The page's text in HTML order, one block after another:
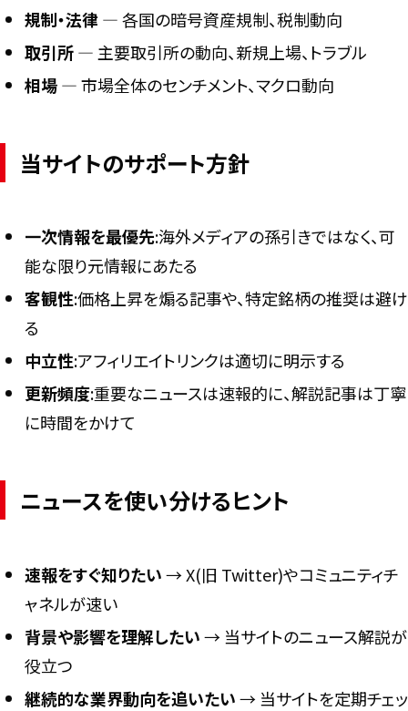
規制・法律― 各国の暗号資産規制、税制動向
取引所― 主要取引所の動向、新規上場、トラブル
相場― 市場全体のセンチメント、マクロ動向
当サイトのサポート方針
一次情報を最優先:海外メディアの孫引きではなく、可
能な限り元情報にあたる
客観性:価格上昇を煽る記事や、特定銘柄の推奨は避け
る
中立性:アフィリエイトリンクは適切に明示する
更新頻度:重要なニュースは速報的に、解説記事は丁寧
に時間をかけて
ニュースを使い分けるヒント
速報をすぐ知りたい→ X(旧 Twitter)やコミュニティチ
ャネルが速い
背景や影響を理解したい→ 当サイトのニュース解説が
役立つ
継続的な業界動向を追いたい→ 当サイトを定期チェッ